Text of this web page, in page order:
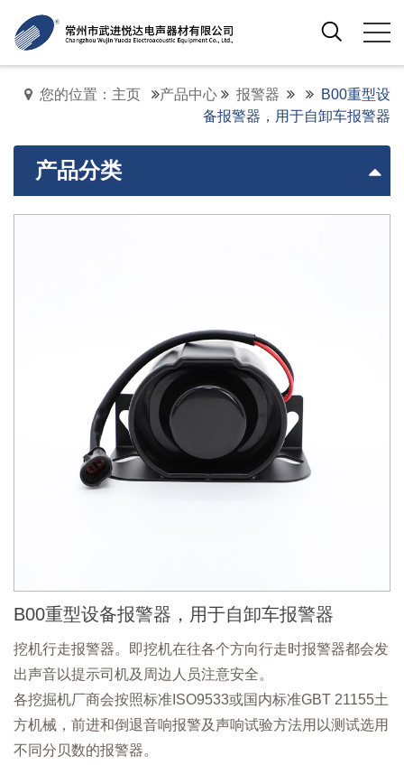
您的位置：主页 产品中心 报警器
B00重型设
备报警器，用于自卸车报警器
产品分类
B00重型设备报警器，用于自卸车报警器
挖机行走报警器。即挖机在往各个方向行走时报警器都会发
出声音以提示司机及周边人员注意安全。
各挖掘机厂商会按照标准ISO9533或国内标准GBT 21155土
方机械，前进和倒退音响报警及声响试验方法用以测试选用
不同分贝数的报警器。